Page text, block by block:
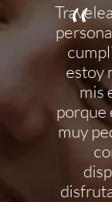
una
a
estoy
mis
porque
muy